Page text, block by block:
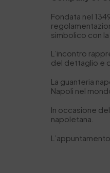
Fondata nel
simbolico con
L’incontro
del dettaglio e
La guanteria
Napoli nel
In occasione
napoletana.